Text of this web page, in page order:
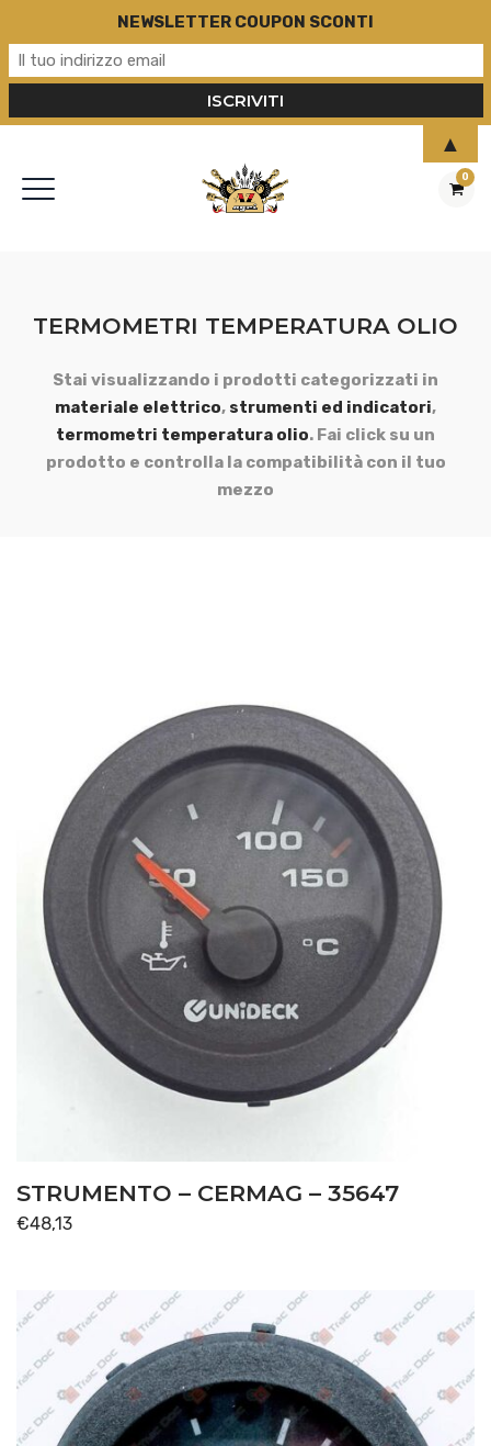
0
TERMOMETRI TEMPERATURA OLIO
Stai visualizzando i prodotti categorizzati in
materiale elettrico, strumenti ed indicatori,
termometri temperatura olio. Fai click su un
prodotto e controlla la compatibilità con il tuo
mezzo
STRUMENTO – CERMAG – 35647
€48,13
NEWSLETTER COUPON SCONTI
▲